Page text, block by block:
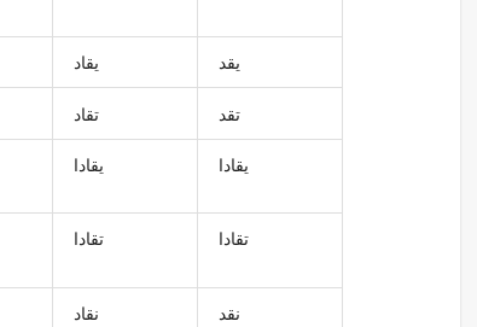
يقاد
تقاد
يقادا
تقادا
نقاد
يقد
تقد
يقادا
تقادا
نقد